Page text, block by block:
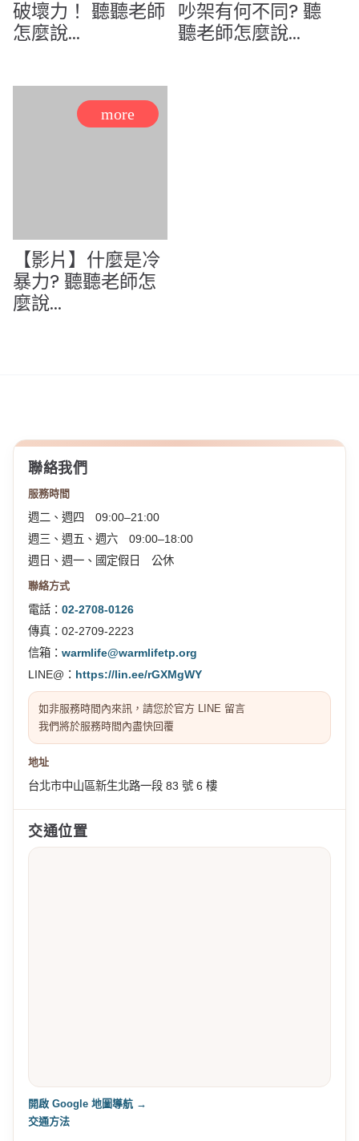
破壞力！ 聽聽老師
怎麼說...
吵架有何不同? 聽
聽老師怎麼說...
【影片】什麼是冷
暴力? 聽聽老師怎
麼說...
聯絡我們
服務時間
週二、週四 09:00–21:00
週三、週五、週六 09:00–18:00
週日、週一、國定假日 公休
聯絡方式
電話： 02-2708-0126
傳真：02-2709-2223
信箱： warmlife@warmlifetp.org
LINE@： https://lin.ee/rGXMgWY
如非服務時間內來訊，請您於官方 LINE 留言
我們將於服務時間內盡快回覆
地址
台北市中山區新生北路一段 83 號 6 樓
交通位置
開啟 Google 地圖導航 →
交通方法